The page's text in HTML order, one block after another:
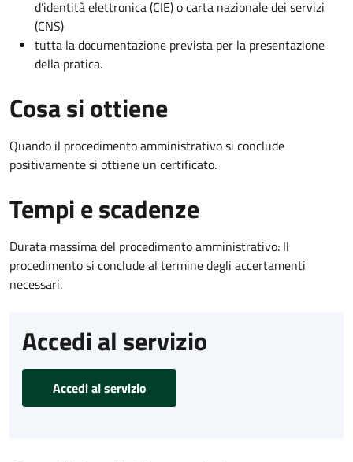
d’identità elettronica (CIE) o carta nazionale dei servizi
(CNS)
tutta la documentazione prevista per la presentazione
della pratica.
Cosa si ottiene
Quando il procedimento amministrativo si conclude
positivamente si ottiene un certificato.
Tempi e scadenze
Durata massima del procedimento amministrativo: Il
procedimento si conclude al termine degli accertamenti
necessari.
Accedi al servizio
Accedi al servizio